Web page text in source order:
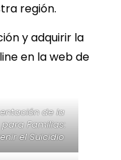
región.
y adquirir la
en la web de
de la
Familias:
el Suicidio